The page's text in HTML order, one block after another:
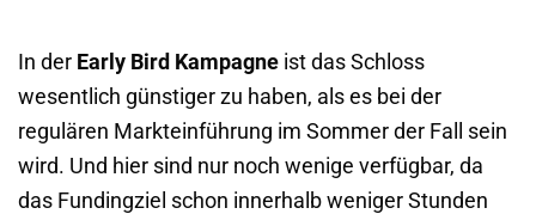
In der Early Bird Kampagne ist das Schloss
wesentlich günstiger zu haben, als es bei der
regulären Markteinführung im Sommer der Fall sein
wird. Und hier sind nur noch wenige verfügbar, da
das Fundingziel schon innerhalb weniger Stunden